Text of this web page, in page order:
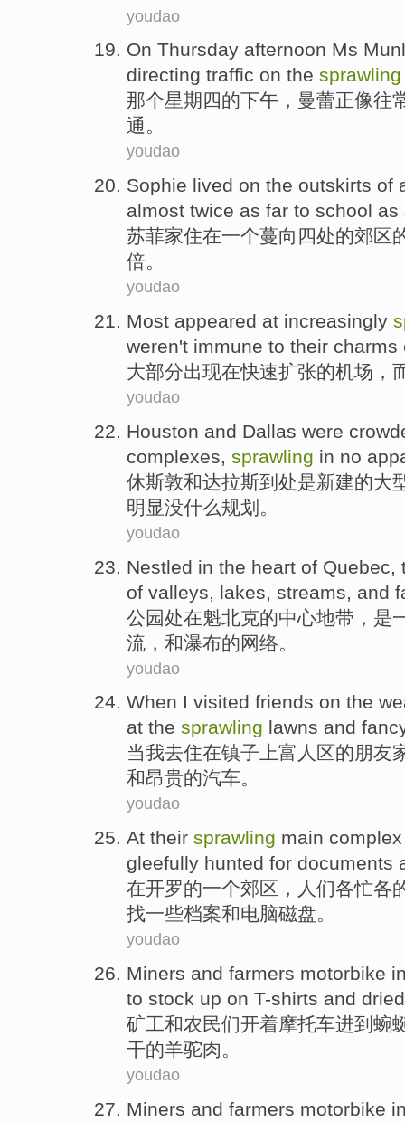
youdao
On Thursday afternoon Ms
directing traffic on the sprawling
那个星期四的下午 ，曼蕾正像往
通 。
youdao
Sophie lived on the outskirts of
almost twice as far to school as
苏菲家住在一个蔓向四处的郊区
倍。
youdao
Most appeared at increasingly
weren't immune to their charms
大部分出现在快速扩张的机场 ，
youdao
Houston and Dallas were
complexes, sprawling in no
休斯敦和达拉斯到处是新建的大
明显没什么规划。
youdao
Nestled in the heart of Quebec
of valleys lakes streams and
公园处在魁北克的中心地带， 是
流 ， 和瀑布的网络 。
youdao
When I visited friends on the
at the sprawling lawns and
当我去住在镇子 上富人区的朋友
和昂贵的汽车。
youdao
At their sprawling main complex
gleefully hunted for documents
在开罗的一个郊区 ，人们各忙各
找一些档案和电脑磁盘。
youdao
Miners and farmers motorbike
to stock up on T-shirts and dried
矿工和农民们开着摩托车进到 蜿
干的羊驼肉。
youdao
Miners and farmers motorbike